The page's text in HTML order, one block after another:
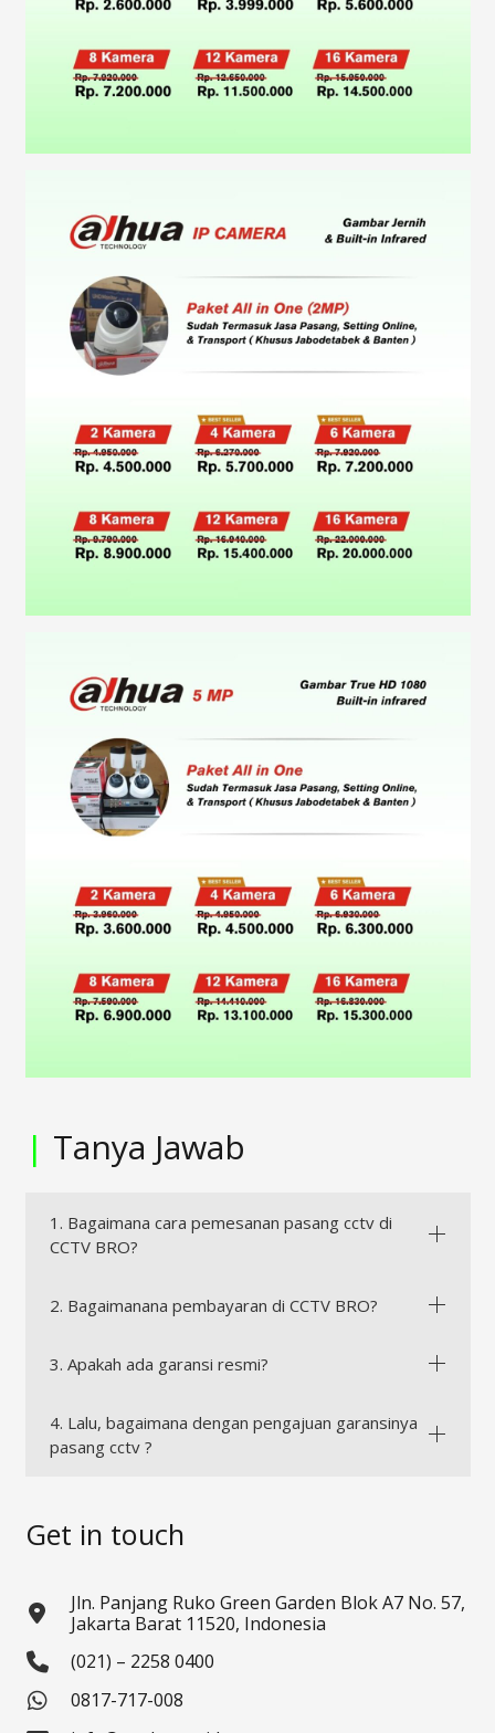
| Tanya Jawab
1. Bagaimana cara pemesanan pasang cctv di
CCTV BRO?
2. Bagaimanana pembayaran di CCTV BRO?
3. Apakah ada garansi resmi?
4. Lalu, bagaimana dengan pengajuan garansinya
pasang cctv ?
Get in touch
Jln. Panjang Ruko Green Garden Blok A7 No. 57,
Jakarta Barat 11520, Indonesia
(021) – 2258 0400
0817-717-008